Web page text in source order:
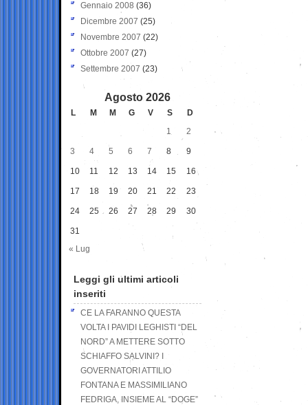
Gennaio 2008 (36)
Dicembre 2007 (25)
Novembre 2007 (22)
Ottobre 2007 (27)
Settembre 2007 (23)
Agosto 2026
L M M G V S
D
1
2
3 4 5 6 7 8 9
10 11 12 13 14 15 16
17 18 19 20 21 22 23
24 25 26 27 28 29 30
31
« Lug
Leggi gli ultimi articoli
inseriti
CE LA FARANNO QUESTA
VOLTA I PAVIDI LEGHISTI “DEL
NORD” A METTERE SOTTO
SCHIAFFO SALVINI? I
GOVERNATORI ATTILIO
FONTANA E MASSIMILIANO
FEDRIGA, INSIEME AL “DOGE”